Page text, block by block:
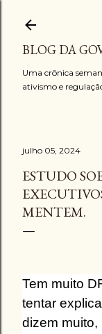
BLOG DA
Uma crônica
ativismo e
julho 05, 2024
ESTUDO
MENTEM.
Tem muito
tentar
dizem